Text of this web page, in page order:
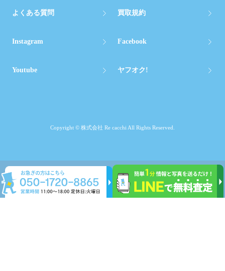
よくある質問 買取規約
Instagram Facebook
Youtube ヤフオク!
Copyright © 株式会社 Re cacchi All Rights Reserved.